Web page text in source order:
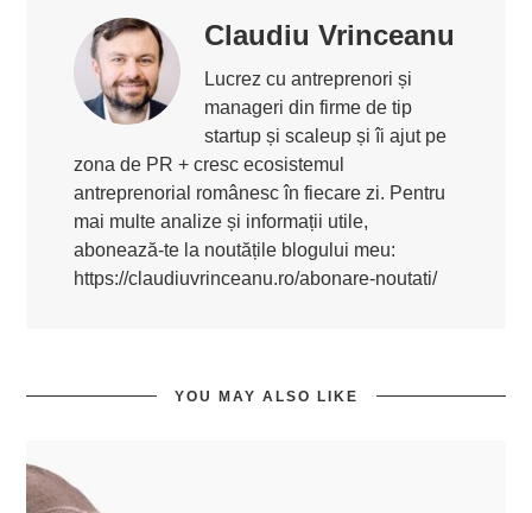
Claudiu Vrinceanu
Lucrez cu antreprenori și
manageri din firme de tip
startup și scaleup și îi ajut pe
zona de PR + cresc ecosistemul
antreprenorial românesc în fiecare zi. Pentru
mai multe analize și informații utile,
abonează-te la noutățile blogului meu:
https://claudiuvrinceanu.ro/abonare-noutati/
YOU MAY ALSO LIKE